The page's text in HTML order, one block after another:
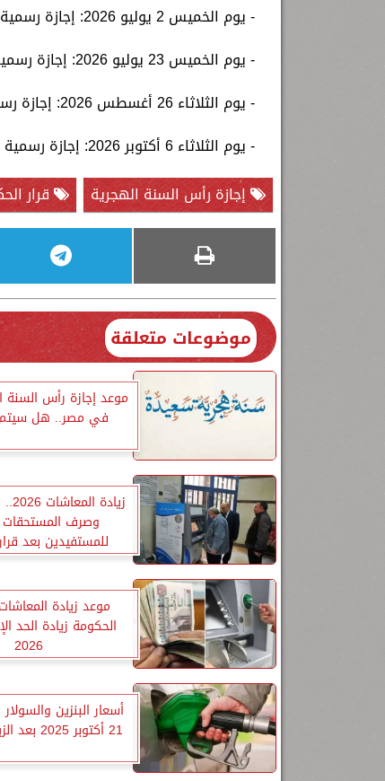
- يوم الخميس 2 يوليو 2026: إجازة رسمية بمناسبة عيد ثورة 30 يونيو.
- يوم الخميس 23 يوليو 2026: إجازة رسمية بمناسبة عيد ثورة 23 يوليو.
- يوم الثلاثاء 26 أغسطس 2026: إجازة رسمية بمناسبة المولد النبوي الشريف.
- يوم الثلاثاء 6 أكتوبر 2026: إجازة رسمية بمناسبة عيد القوات المسلحة.
إجازة رأس السنة الهجرية
قرار
موضوعات متعلقة
في مصر.. هل سيتم
وصرف المستحقات
للمستفيدين بعد
موعد زيادة
الحكومة زيادة الحد
2026
أسعار البنزين والسولار
21 أكتوبر 2025 بعد الزيادة الجديدة